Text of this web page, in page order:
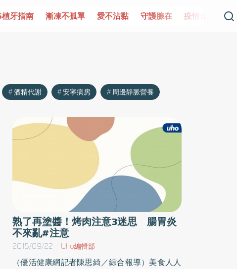
牙指南 漸凍不孤單 愛不沾黏 守護腺在 疫情保衛戰
酒精代謝 安寧病房 周邊靜脈營養
熟了再塗醬！烤肉注意3迷思 腸胃炎
不來亂#注意
2015/09/22 Uho編輯部
（優活健康網記者陳思綺／綜合報導）美食人人